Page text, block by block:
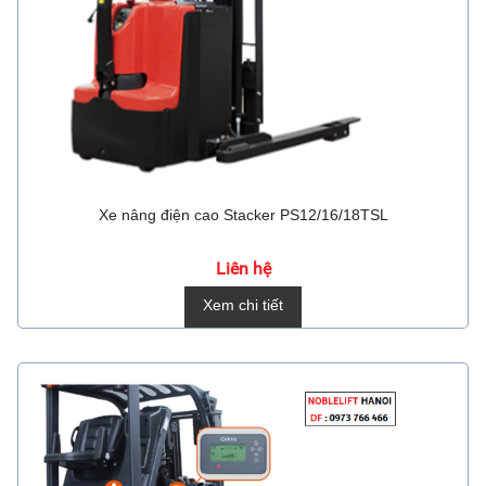
Xe nâng điện cao Stacker PS12/16/18TSL
Liên hệ
Xem chi tiết